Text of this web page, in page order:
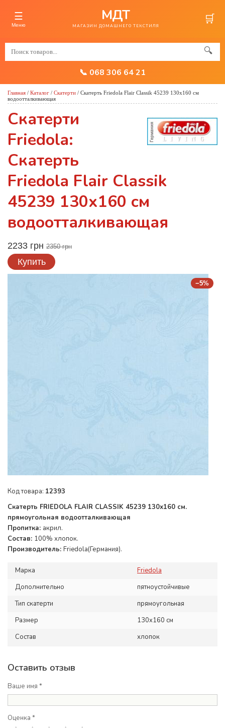
☰
Меню
МДТ
МАГАЗИН ДОМАШНЕГО ТЕКСТИЛЯ 🛒
🔍
📞 068 306 64 21
Главная / Каталог / Скатерти / Скатерть Friedola Flair Classik 45239 130х160 см
водоотталкивающая
Скатерти
Friedola:
Скатерть
Friedola Flair Classik
45239 130х160 см
водоотталкивающая
2233 грн 2350 грн
Купить
−5%
Код товара: 12393
Скатерть FRIEDOLA FLAIR CLASSIK 45239 130х160 см.
прямоугольная водоотталкивающая
Пропитка: акрил.
Состав: 100% хлопок.
Производитель: Friedola(Германия).
Марка
Friedola
Дополнительно
пятноустойчивые
Тип скатерти
прямоугольная
Размер
130x160 см
Состав
хлопок
Оставить отзыв
Ваше имя *
Оценка *